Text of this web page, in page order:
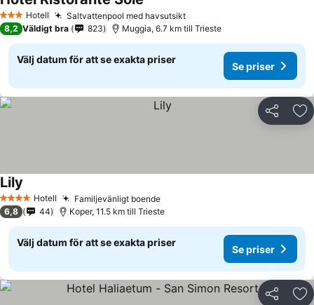
3 StjärnorHotell Saltvattenpool med havsutsiktSe priser
8,2 Väldigt bra 823 Muggia, 6.7 km till Trieste
Välj datum för att se exakta priser
Se priser
Dela
4 StjärnorHotell Familjevänligt boendeSe priser
Lily
6,8 44 Koper, 11.5 km till Trieste
Välj datum för att se exakta priser
Se priser
Dela